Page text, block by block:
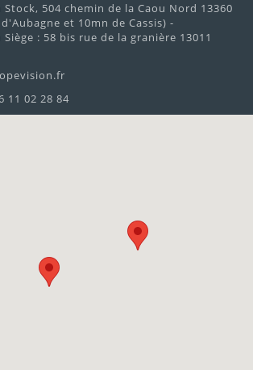
504 chemin de la Caou Nord 13360
et 10mn de Cassis) -
: 58 bis rue de la granière 13011
11 02 28 84